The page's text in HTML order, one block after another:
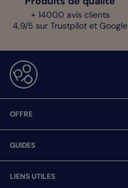
+ 14000 avis clients
4,9/5 sur Trustpilot et Google
OFFRE
GUIDES
LIENS UTILES